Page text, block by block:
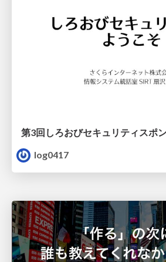
第3回しろおびセキュリティスポ
log0417